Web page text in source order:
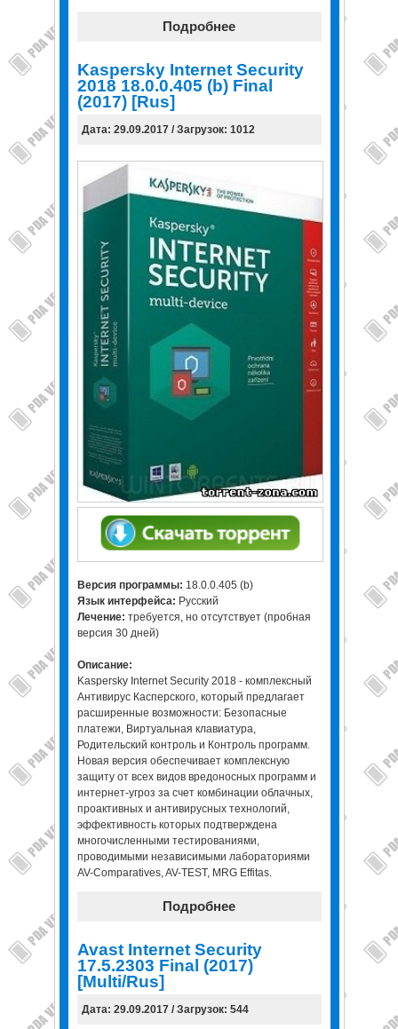
Подробнее
Kaspersky Internet Security
2018 18.0.0.405 (b) Final
(2017) [Rus]
Дата: 29.09.2017 / Загрузок: 1012
Версия программы: 18.0.0.405 (b)
Язык интерфейса: Русский
Лечение: требуется, но отсутствует (пробная
версия 30 дней)
Описание:
Kaspersky Internet Security 2018 - комплексный
Антивирус Касперского, который предлагает
расширенные возможности: Безопасные
платежи, Виртуальная клавиатура,
Родительский контроль и Контроль программ.
Новая версия обеспечивает комплексную
защиту от всех видов вредоносных программ и
интернет-угроз за счет комбинации облачных,
проактивных и антивирусных технологий,
эффективность которых подтверждена
многочисленными тестированиями,
проводимыми независимыми лабораториями
AV-Comparatives, AV-TEST, MRG Effitas.
Подробнее
Avast Internet Security
17.5.2303 Final (2017)
[Multi/Rus]
Дата: 29.09.2017 / Загрузок: 544